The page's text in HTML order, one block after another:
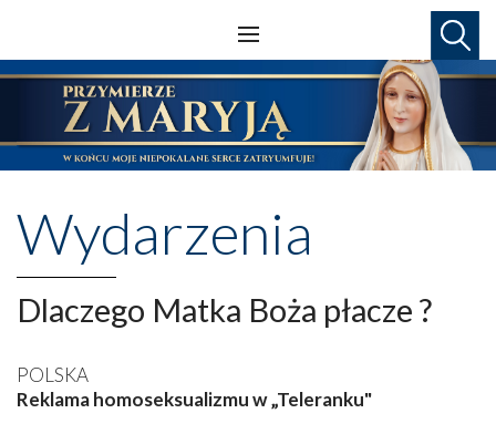
Wydarzenia
Dlaczego Matka Boża płacze ?
POLSKA
Reklama homoseksualizmu w „Teleranku"